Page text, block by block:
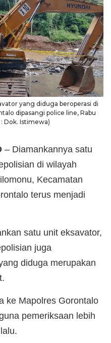
yang diduga beroperasi di
dipasangi police line, Rabu
Dok. Istimewa)
– Diamankannya satu
di wilayah
Kecamatan
terus menjadi
satu unit eksavator,
juga
diduga merupakan
ke Mapolres Gorontalo
pemeriksaan lebih